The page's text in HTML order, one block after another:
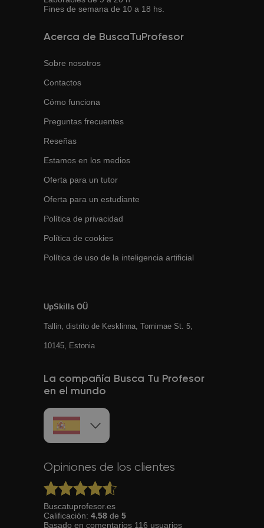
Fines de semana de 10 a 18 hs.
Acerca de BuscaTuProfesor
Sobre nosotros
Contactos
Cómo funciona
Preguntas frecuentes
Reseñas
Estamos en los medios
Oferta para un tutor
Oferta para un estudiante
Política de privacidad
Política de cookies
Política de uso de la inteligencia artificial
UpSkills OÜ
Tallin, distrito de Kesklinna, Tornimаe St. 5,
10145, Estonia
La compañía Busca Tu Profesor
en el mundo
Opiniones de los clientes
Buscatuprofesor.es
Calificación: 4.58 de 5
Basado en comentarios 116 usuarios